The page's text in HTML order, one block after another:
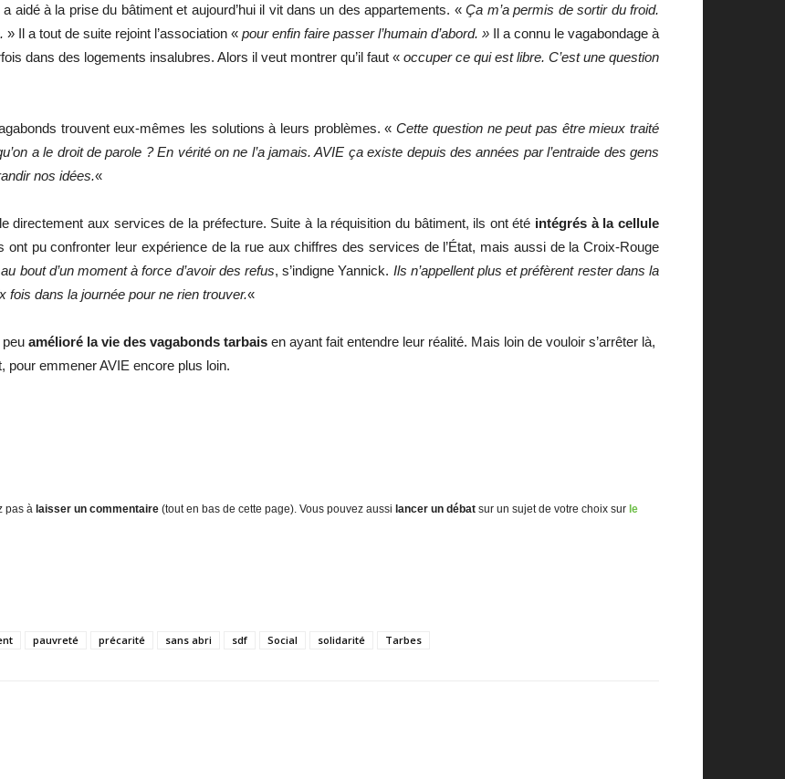
aidé à la prise du bâtiment et aujourd’hui il vit dans un des appartements. «Ça m’a permis de sortir du froid.
» Il a tout de suite rejoint l’association « pour enfin faire passer l’humain d’abord. » Il a connu le vagabondage à
dans des logements insalubres. Alors il veut montrer qu’il faut « occuper ce qui est libre. C’est une question
trouvent eux-mêmes les solutions à leurs problèmes. «Cette question ne peut pas être mieux traité
a le droit de parole ? En vérité on ne l’a jamais. AVIE ça existe depuis des années par l’entraide des gens
nos idées.«
directement aux services de la préfecture. Suite à la réquisition du bâtiment, ils ont été intégrés à la cellule
ont pu confronter leur expérience de la rue aux chiffres des services de l’État, mais aussi de la Croix-Rouge
bout d’un moment à force d’avoir des refus, s’indigne Yannick. Ils n’appellent plus et préfèrent rester dans la
fois dans la journée pour ne rien trouver.«
amélioré la vie des vagabonds tarbais en ayant fait entendre leur réalité. Mais loin de vouloir s’arrêter là,
emmener AVIE encore plus loin.
pas à laisser un commentaire (tout en bas de cette page). Vous pouvez aussi lancer un débat sur un sujet de votre choix sur le
pauvreté précarité sans abri sdf Social solidarité Tarbes